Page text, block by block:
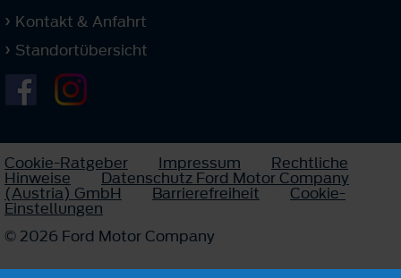
Kontakt & Anfahrt
Standortübersicht
Cookie-Ratgeber Impressum Rechtliche
Hinweise Datenschutz Ford Motor Company
(Austria) GmbH Barrierefreiheit Cookie-
Einstellungen
© 2026 Ford Motor Company